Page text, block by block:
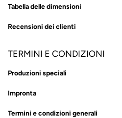
Tabella delle dimensioni
Recensioni dei clienti
TERMINI E CONDIZIONI
Produzioni speciali
Impronta
Termini e condizioni generali